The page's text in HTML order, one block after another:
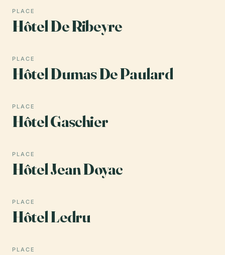
PLACE
Hôtel De Ribeyre
PLACE
Hôtel Dumas De Paulard
PLACE
Hôtel Gaschier
PLACE
Hôtel Jean Doyac
PLACE
Hôtel Ledru
PLACE